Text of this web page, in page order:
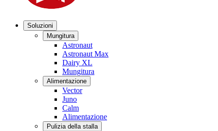
Soluzioni
Mungitura
Astronaut
Astronaut Max
Dairy XL
Mungitura
Alimentazione
Vector
Juno
Calm
Alimentazione
Pulizia della stalla